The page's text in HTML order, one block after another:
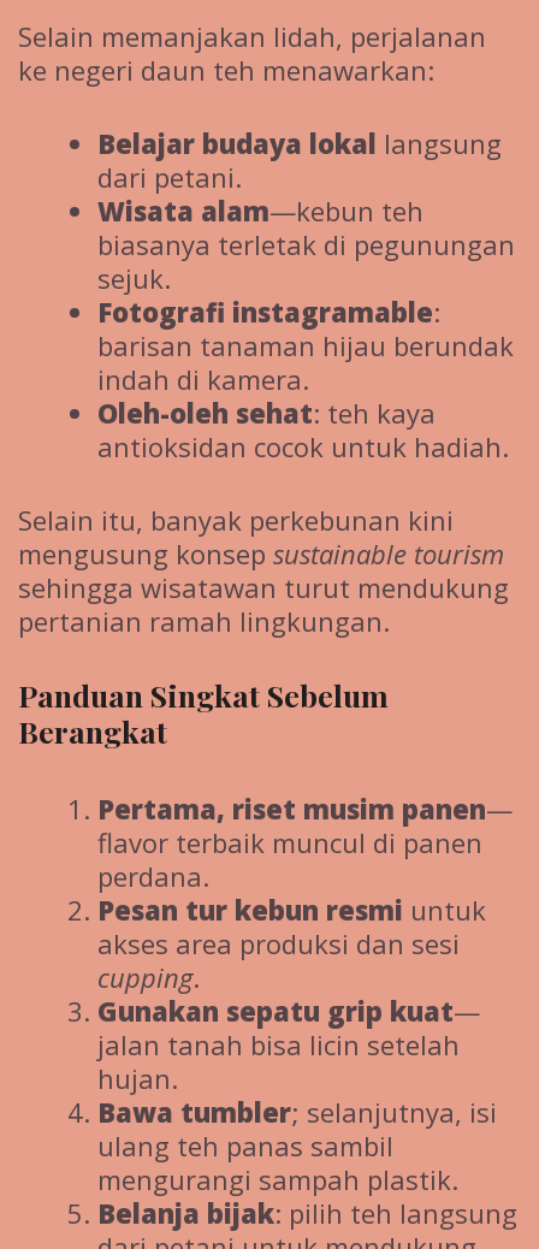
Selain memanjakan lidah, perjalanan
ke negeri daun teh menawarkan:
Belajar budaya lokal langsung
dari petani.
Wisata alam—kebun teh
biasanya terletak di pegunungan
sejuk.
Fotografi instagramable:
barisan tanaman hijau berundak
indah di kamera.
Oleh-oleh sehat: teh kaya
antioksidan cocok untuk hadiah.
Selain itu, banyak perkebunan kini
mengusung konsep sustainable tourism
sehingga wisatawan turut mendukung
pertanian ramah lingkungan.
Panduan Singkat Sebelum
Berangkat
Pertama, riset musim panen—
flavor terbaik muncul di panen
perdana.
Pesan tur kebun resmi untuk
akses area produksi dan sesi
cupping.
Gunakan sepatu grip kuat—
jalan tanah bisa licin setelah
hujan.
Bawa tumbler; selanjutnya, isi
ulang teh panas sambil
mengurangi sampah plastik.
Belanja bijak: pilih teh langsung